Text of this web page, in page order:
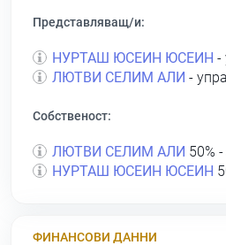
Представляващ/и:
НУРТАШ ЮСЕИН ЮСЕИН -
ЛЮТВИ СЕЛИМ АЛИ -
Собственост:
ЛЮТВИ СЕЛИМ АЛИ 50%
НУРТАШ ЮСЕИН ЮСЕИН
ФИНАНСОВИ ДАННИ